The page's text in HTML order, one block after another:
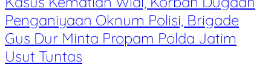
Penganiyaan Oknum Polisi, Brigade
Gus Dur Minta Propam Polda Jatim
Usut Tuntas